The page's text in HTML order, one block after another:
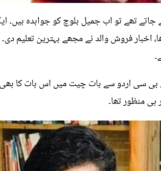
تھے تو اب جمیل بلوچ کو جوابدہ ہیں۔
اخبار فروش والد نے مجھے بہترین تعلیم
سی اردو سے بات چیت میں اس بات کا
منظور تھا۔